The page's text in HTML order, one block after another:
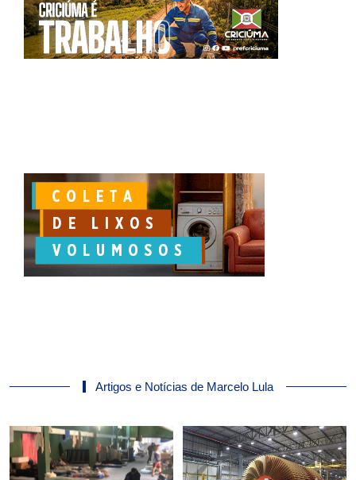
Artigos e Notícias de Marcelo Lula